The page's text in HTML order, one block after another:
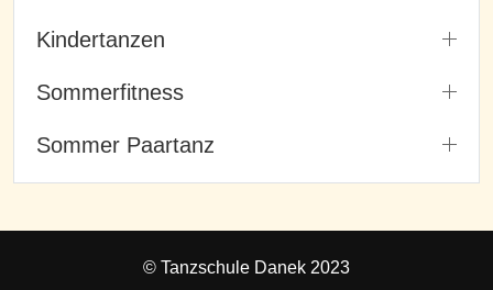
Kindertanzen
Sommerfitness
Sommer Paartanz
© Tanzschule Danek 2023